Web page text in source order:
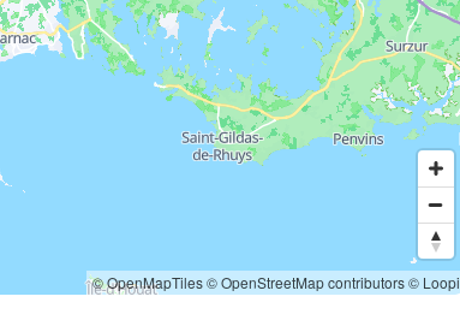
© OpenMapTiles© OpenStreetMap contributors© Loopi